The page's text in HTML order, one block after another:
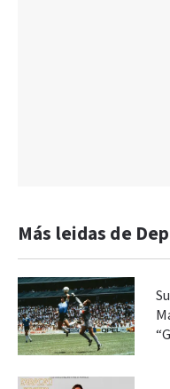
Más leidas de